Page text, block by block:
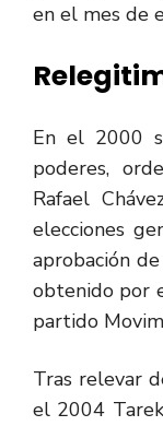
en el mes de
En el 2000
poderes,
Rafael
elecciones
aprobación
obtenido por
partido
Tras relevar
el 2004